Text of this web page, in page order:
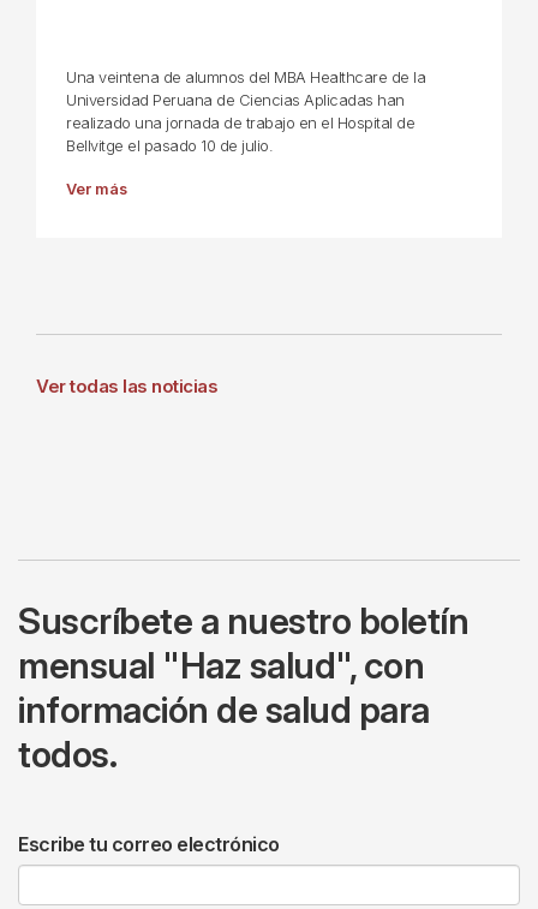
Una veintena de alumnos del MBA Healthcare de la
Universidad Peruana de Ciencias Aplicadas han
realizado una jornada de trabajo en el Hospital de
Bellvitge el pasado 10 de julio.
Ver más
Ver todas las noticias
Suscríbete a nuestro boletín
mensual "Haz salud", con
información de salud para
todos.
Escribe tu correo electrónico